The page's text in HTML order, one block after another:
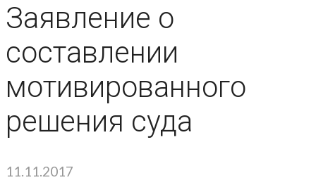
Заявление о
составлении
мотивированного
решения суда
11.11.2017